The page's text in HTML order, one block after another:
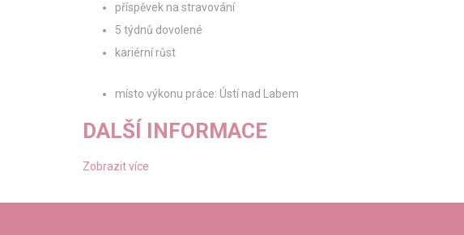
příspěvek na stravování
5 týdnů dovolené
kariérní růst
místo výkonu práce: Ústí nad Labem
DALŠÍ INFORMACE
Zobrazit více